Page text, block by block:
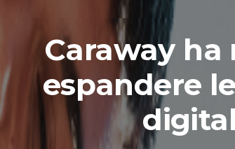
Caraway ha
espandere